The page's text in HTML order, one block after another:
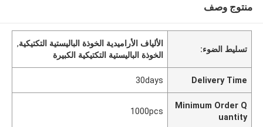
منتوج وصف
تسليط الضوء:
الألياف الأراميدية الخوذة الباليستية التكتيكية,
الخوذة الباليستية التكتيكية الكبيرة
Delivery Time
30days
Minimum Order Q
uantity
1000pcs